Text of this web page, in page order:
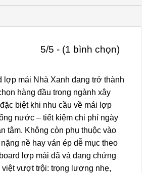
5/5 - (1 bình chọn)
lợp mái Nhà Xanh đang trở thành
hàng đầu trong ngành xây
biệt khi nhu cầu về mái lợp
nước – tiết kiệm chi phí ngày
tâm. Không còn phụ thuộc vào
nề hay ván ép dễ mục theo
lợp mái đã và đang chứng
việt vượt trội: trọng lượng nhẹ,